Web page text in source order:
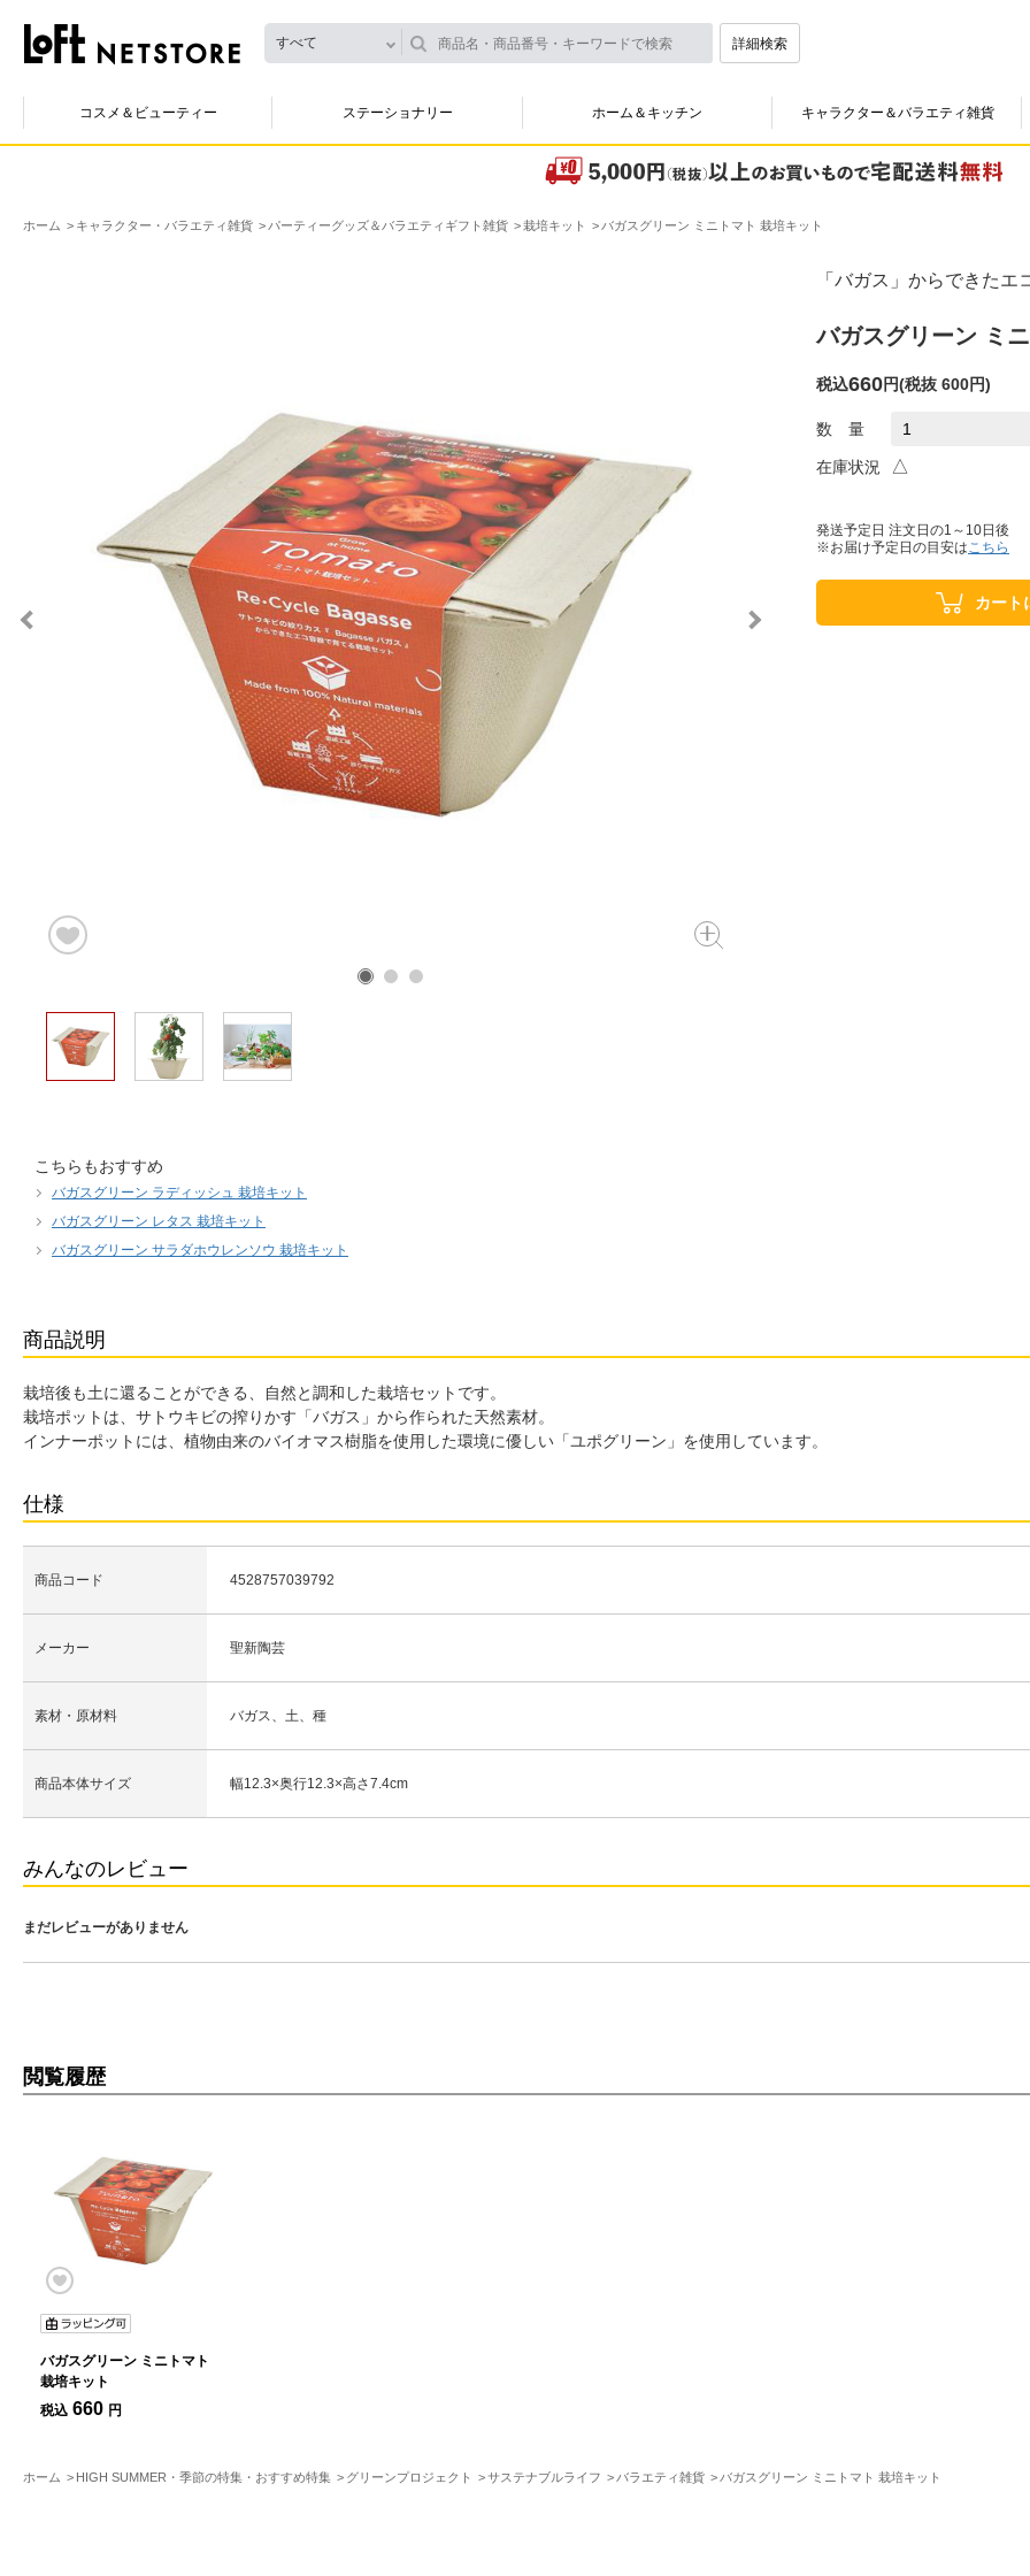
すべて 詳細検索
コスメ＆ビューティー ステーショナリー ホーム＆キッチン キャラクター＆バラエティ雑貨
ホーム キャラクター・バラエティ雑貨 パーティーグッズ＆バラエティギフト雑貨 栽培キット バガスグリーン ミニトマト 栽培キット
「バガス」からできた
バガスグリーン ミ
税込660円(税抜 600円)
数 量
在庫状況 △
発送予定日 注文日の1～10日後
※お届け予定日の目安はこちら
カート
こちらもおすすめ
バガスグリーン ラディッシュ 栽培キット
バガスグリーン レタス 栽培キット
バガスグリーン サラダホウレンソウ 栽培キット
商品説明
栽培後も土に還ることができる、自然と調和した栽培セットです。
栽培ポットは、サトウキビの搾りかす「バガス」から作られた天然素材。
インナーポットには、植物由来のバイオマス樹脂を使用した環境に優しい「ユポグリーン」を使用しています。
仕様
商品コード 4528757039792
メーカー 聖新陶芸
素材・原材料 バガス、土、種
商品本体サイズ 幅12.3×奥行12.3×高さ7.4cm
みんなのレビュー
まだレビューがありません
閲覧履歴
バガスグリーン ミニトマト
栽培キット
税込 660 円
ホーム HIGH SUMMER・季節の特集・おすすめ特集 グリーンプロジェクト サステナブルライフ バラエティ雑貨 バガスグリーン ミニトマト 栽培キット